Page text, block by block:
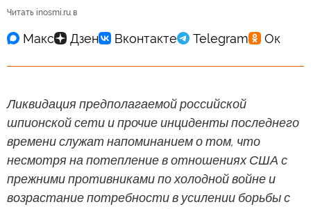
Читать inosmi.ru в
Ликвидация предполагаемой российской
шпионской сети и прочие инциденты последнего
времени служат напоминанием о том, что
несмотря на потепление в отношениях США с
прежними противниками по холодной войне и
возрастание потребности в усилении борьбы с